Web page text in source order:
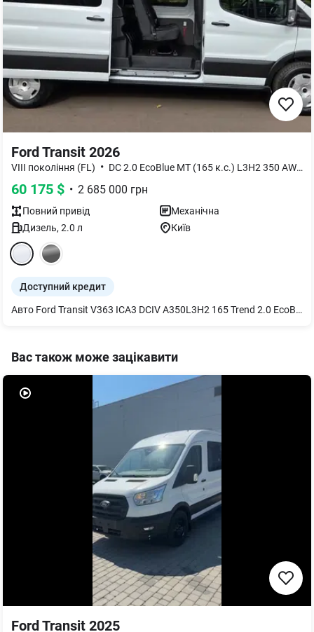
Ford Transit 2026
VIII покоління (FL) • DC 2.0 EcoBlue MT (165 к.с.) L3H2 350 AWD
60 175 $ • 2 685 000 грн
Повний привід
Механічна
Дизель, 2.0 л Київ
Доступний кредит
Авто Ford Transit V363 ICA3 DCIV A350L3H2 165 Trend 2.0 EcoBlue TDCi AWD M6 Повний привод! Авто в наявності, 2026 р.в. 6 місць Без сплати податку у пенсійний фонд
Вас також може зацікавити
Ford Transit 2025